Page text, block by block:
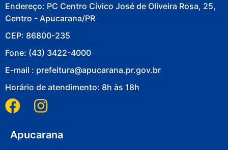
Endereço: PC Centro Cívico José de Oliveira Rosa, 25,
Centro - Apucarana/PR
CEP: 86800-235
Fone: (43) 3422-4000
E-mail : prefeitura@apucarana.pr.gov.br
Horário de atendimento: 8h às 18h
Apucarana